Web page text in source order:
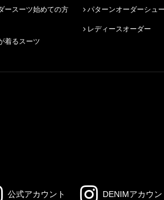
着るスーツ
パターンオーダーシュ
レディースオーダー
公式アカウント DENIMアカウン